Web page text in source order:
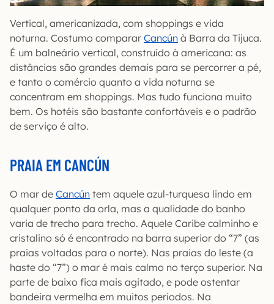
Vertical, americanizada, com shoppings e vida
noturna. Costumo comparar Cancún à Barra da Tijuca.
É um balneário vertical, construído à americana: as
distâncias são grandes demais para se percorrer a pé,
e tanto o comércio quanto a vida noturna se
concentram em shoppings. Mas tudo funciona muito
bem. Os hotéis são bastante confortáveis e o padrão
de serviço é alto.
PRAIA EM CANCÚN
O mar de Cancún tem aquele azul-turquesa lindo em
qualquer ponto da orla, mas a qualidade do banho
varia de trecho para trecho. Aquele Caribe calminho e
cristalino só é encontrado na barra superior do “7” (as
praias voltadas para o norte). Nas praias do leste (a
haste do “7”) o mar é mais calmo no terço superior. Na
parte de baixo fica mais agitado, e pode ostentar
bandeira vermelha em muitos períodos. Na